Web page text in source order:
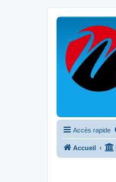
Accès rapide
Accueil